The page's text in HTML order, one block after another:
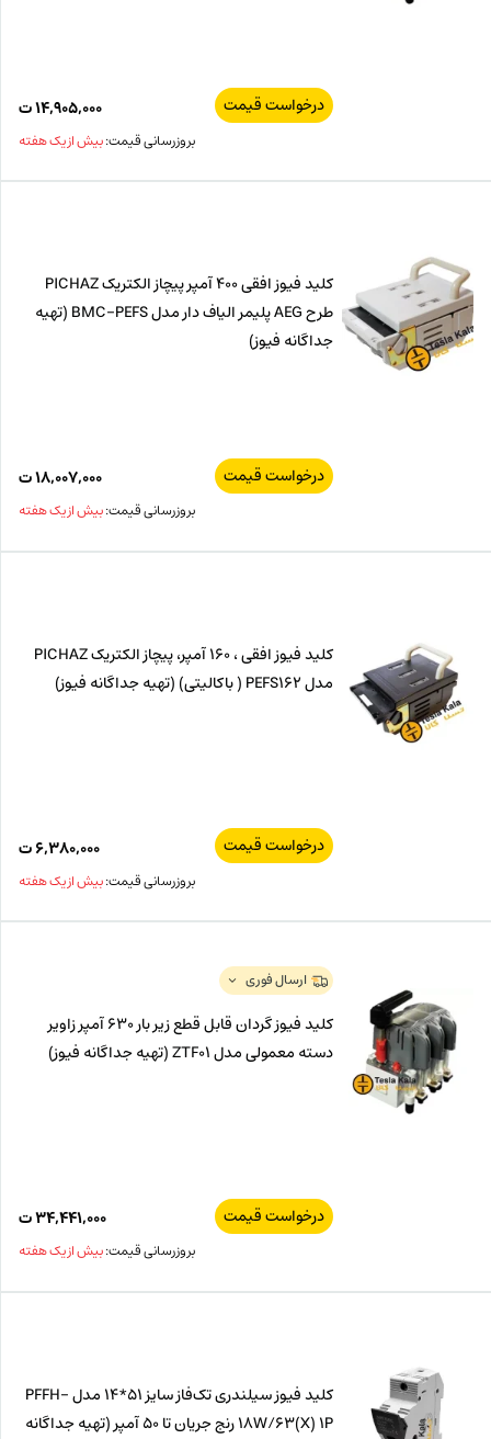
درخواست قیمت ۱۴,۹۰۵,۰۰۰ت
بروزرسانی قیمت:بیش از یک هفته
کلید فیوز افقی 400 آمپر پیچاز الکتریک PICHAZ
طرح AEG پلیمر الیاف دار مدل BMC-PEFS (تهیه
جداگانه فیوز)
درخواست قیمت ۱۸,۰۰۷,۰۰۰ت
بروزرسانی قیمت:بیش از یک هفته
کلید فیوز افقی ، 160 آمپر، پیچاز الکتریک PICHAZ
مدل PEFS162 ( باکالیتی) (تهیه جداگانه فیوز)
درخواست قیمت ۶,۳۸۰,۰۰۰ت
بروزرسانی قیمت:بیش از یک هفته
ارسال فوری
کلید فیوز گردان قابل قطع زیر بار 630 آمپر زاویر
دسته معمولی مدل ZTF01 (تهیه جداگانه فیوز)
درخواست قیمت ۳۴,۴۴۱,۰۰۰ت
بروزرسانی قیمت:بیش از یک هفته
کلید فیوز سیلندری تک‌فاز سایز 51*14 مدل PFFH-
18W/63(X) 1P رنج جریان تا 50 آمپر (تهیه جداگانه